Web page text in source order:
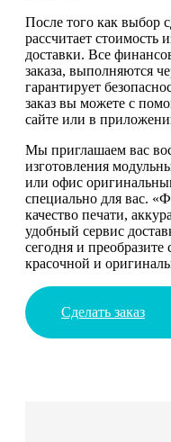
После того как выбор
рассчитает стоимость
доставки. Все
заказа, выполняются
гарантирует
заказ вы можете с
сайте или в
Мы приглашаем вас
изготовления
или офис
специально для вас.
качество печати,
удобный сервис
сегодня и
красочной и
Сделать заказ